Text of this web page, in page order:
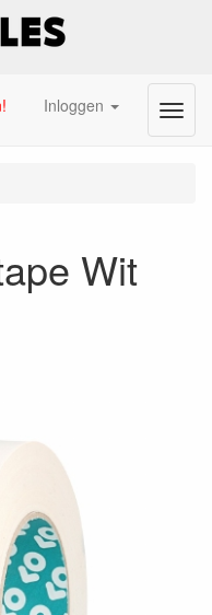
Inloggen Menu
Wit